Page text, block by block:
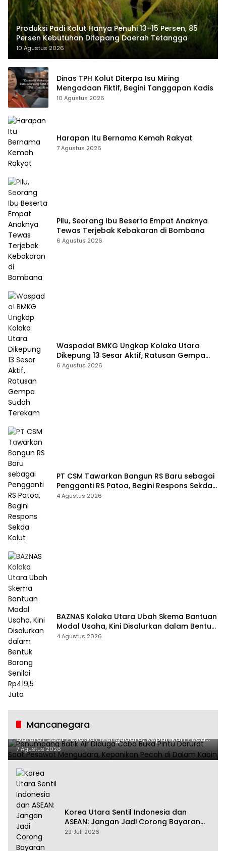
Produksi Padi Kolut Hanya Penuhi 13–15 Persen, 85
Persen Kebutuhan Ditopang Daerah Tetangga
10 Agustus 2026
Dinas TPH Kolut Diterpa Isu Miring
Mengadaan Fiktif, Begini Tanggapan Kadis
10 Agustus 2026
Harapan Itu Bernama Kemah Rakyat
7 Agustus 2026
Pilu, Seorang Ibu Beserta Empat Anaknya
Tewas Terjebak Kebakaran di Bombana
6 Agustus 2026
Waspada! BMKG Ungkap Kolaka Utara
Dikepung 13 Sesar Aktif, Ratusan Gempa
Sudah Terekam
6 Agustus 2026
PT CSM Tawarkan Bangun RS Baru sebagai
Pengganti RS Patoa, Begini Respons Sekda
Kolut
4 Agustus 2026
BAZNAS Kolaka Utara Ubah Skema Bantuan
Modal Usaha, Kini Disalurkan dalam Bentuk
Barang Senilai Rp419,5 Juta
4 Agustus 2026
Mancanegara
Penumpang Batik Air Diduga Coba Buka Pintu
Darurat Saat Pesawat Mengudara, Kepanikan Pecah
di Dalam Kabin
7 Agustus 2026
Korea Utara Sentil Indonesia dan
ASEAN: Jangan Jadi Corong Bayaran
Amerika Serikat
29 Juli 2026